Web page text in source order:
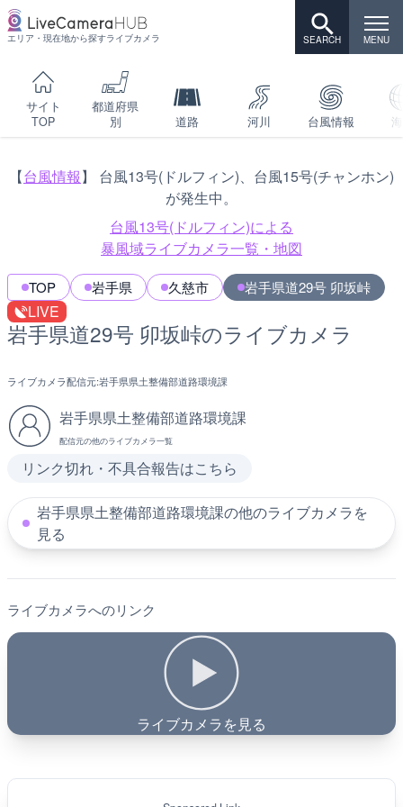
エリア・現在地から探すライブカメラ
サイト
TOP
都道府県
別
道路 河川 台風情報
【台風情報】 台風13号(ドルフィン)、台風15号(チャンホン)
が発生中。
台風13号(ドルフィン)による
暴風域ライブカメラ一覧・地図
TOP 岩手県 久慈市 岩手県道29号 卯坂峠
LIVE
岩手県道29号 卯坂峠のライブカメラ
ライブカメラ配信元:岩手県県土整備部道路環境課
岩手県県土整備部道路環境課
配信元の他のライブカメラ一覧
リンク切れ・不具合報告はこちら
岩手県県土整備部道路環境課の他のライブカメラを
見る
ライブカメラへのリンク
ライブカメラを見る